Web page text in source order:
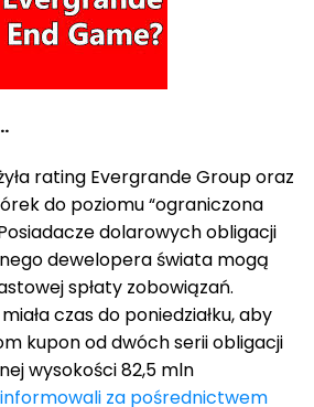
rating Evergrande Group oraz
do poziomu “ograniczona
dolarowych obligacji
dewelopera świata mogą
spłaty zobowiązań.
czas do poniedziałku, aby
kupon od dwóch serii obligacji
wysokości 82,5 mln
za pośrednictwem